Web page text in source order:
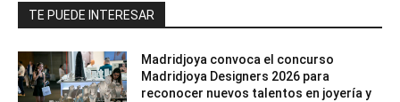
TE PUEDE INTERESAR
Madridjoya convoca el concurso
Madridjoya Designers 2026 para
reconocer nuevos talentos en joyería y